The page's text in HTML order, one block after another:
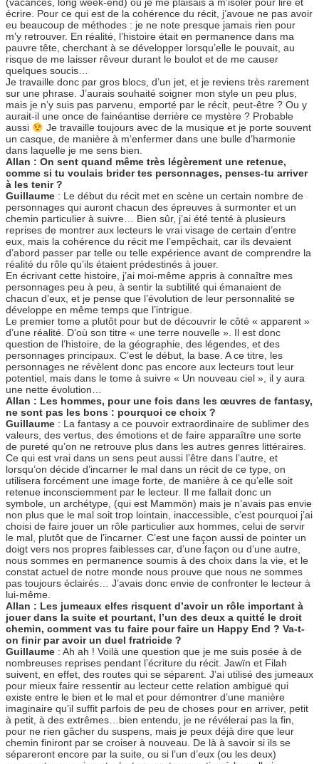
(vacances, long week-end) ou je me plaisais à m’isoler pour lire et
écrire. Pour ce qui est de la cohérence du récit, j’avoue ne pas avoir
eu beaucoup de méthodes : je ne note presque jamais rien pour
m’y retrouver. En réalité, l’histoire était en permanence dans ma
pauvre tête, cherchant à se développer lorsqu’elle le pouvait, au
risque de me laisser rêveur durant le boulot et de me causer
quelques soucis…
Je travaille donc par gros blocs, d’un jet, et je reviens très rarement
sur une phrase. J’aurais souhaité soigner mon style un peu plus,
mais je n’y suis pas parvenu, emporté par le récit, peut-être ? Ou y
aurait-il une once de fainéantise derrière ce mystère ? Probable
aussi
Je travaille toujours avec de la musique et je porte souvent
un casque, de manière à m’enfermer dans une bulle d’harmonie
dans laquelle je me sens bien.
Allan : On sent quand même très légèrement une retenue,
comme si tu voulais brider tes personnages, penses-tu arriver
à les tenir ?
Guillaume : Le début du récit met en scène un certain nombre de
personnages qui auront chacun des épreuves à surmonter et un
chemin particulier à suivre… Bien sûr, j’ai été tenté à plusieurs
reprises de montrer aux lecteurs le vrai visage de certain d’entre
eux, mais la cohérence du récit me l’empêchait, car ils devaient
d’abord passer par telle ou telle expérience avant de comprendre la
réalité du rôle qu’ils étaient prédestinés à jouer.
En écrivant cette histoire, j’ai moi-même appris à connaître mes
personnages peu à peu, à sentir la subtilité qui émanaient de
chacun d’eux, et je pense que l’évolution de leur personnalité se
développe en même temps que l’intrigue.
Le premier tome a plutôt pour but de découvrir le côté « apparent »
d’une réalité. D’où son titre « une terre nouvelle ». Il est donc
question de l’histoire, de la géographie, des légendes, et des
personnages principaux. C’est le début, la base. A ce titre, les
personnages ne révèlent donc pas encore aux lecteurs tout leur
potentiel, mais dans le tome à suivre « Un nouveau ciel », il y aura
une nette évolution…
Allan : Les hommes, pour une fois dans les œuvres de fantasy,
ne sont pas les bons : pourquoi ce choix ?
Guillaume : La fantasy a ce pouvoir extraordinaire de sublimer des
valeurs, des vertus, des émotions et de faire apparaître une sorte
de pureté qu’on ne retrouve plus dans les autres genres littéraires.
Ce qui est vrai dans un sens peut aussi l’être dans l’autre, et
lorsqu’on décide d’incarner le mal dans un récit de ce type, on
utilisera forcément une image forte, de manière à ce qu’elle soit
retenue inconsciemment par le lecteur. Il me fallait donc un
symbole, un archétype, (qui est Mammön) mais je n’avais pas envie
non plus que le mal soit trop lointain, inaccessible, c’est pourquoi j’ai
choisi de faire jouer un rôle particulier aux hommes, celui de servir
le mal, plutôt que de l’incarner. C’est une façon aussi de pointer un
doigt vers nos propres faiblesses car, d’une façon ou d’une autre,
nous sommes en permanence soumis à des choix dans la vie, et le
constat actuel de notre monde nous prouve que nous ne sommes
pas toujours éclairés… J’avais donc envie de confronter le lecteur à
lui-même.
Allan : Les jumeaux elfes risquent d’avoir un rôle important à
jouer dans la suite et pourtant, l’un des deux a quitté le droit
chemin, comment vas tu faire pour faire un Happy End ? Va-t-
on finir par avoir un duel fratricide ?
Guillaume : Ah ah ! Voilà une question que je me suis posée à de
nombreuses reprises pendant l’écriture du récit. Jawïn et Filah
suivent, en effet, des routes qui se séparent. J’ai utilisé des jumeaux
pour mieux faire ressentir au lecteur cette relation ambiguë qui
existe entre le bien et le mal et pour démontrer d’une manière
imaginaire qu’il suffit parfois de peu de choses pour en arriver, petit
à petit, à des extrêmes…bien entendu, je ne révélerai pas la fin,
pour ne rien gâcher du suspens, mais je peux déjà dire que leur
chemin finiront par se croiser à nouveau. De là à savoir si ils se
sépareront encore par la suite, ou si l’un d’eux (ou les deux)